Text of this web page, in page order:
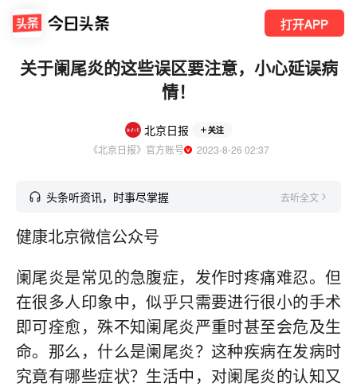
打开APP
关于阑尾炎的这些误区要注意，小心延误病
情！
北京日报 关注
《北京日报》官方账号
  2023-8-26 02:37
头条听资讯，时事尽掌握 去听全文
健康北京微信公众号
阑尾炎是常见的急腹症，发作时疼痛难忍。但
在很多人印象中，似乎只需要进行很小的手术
即可痊愈，殊不知阑尾炎严重时甚至会危及生
命。那么，什么是阑尾炎？这种疾病在发病时
究竟有哪些症状？生活中，对阑尾炎的认知又